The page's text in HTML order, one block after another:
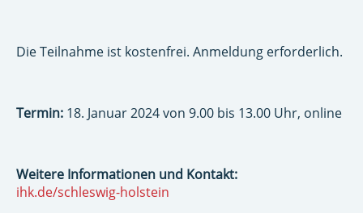
Die Teilnahme ist kostenfrei. Anmeldung erforderlich.
Termin: 18. Januar 2024 von 9.00 bis 13.00 Uhr, online
Weitere Informationen und Kontakt:
ihk.de/schleswig-holstein